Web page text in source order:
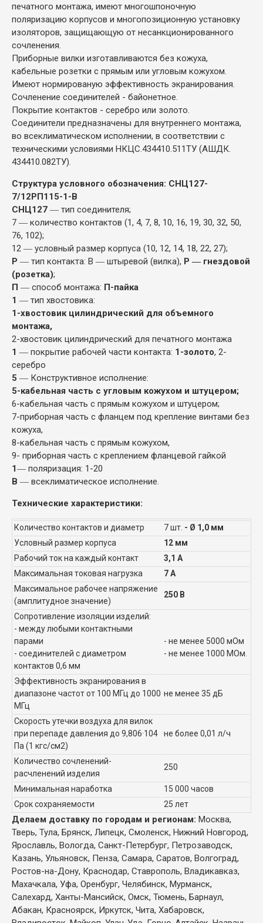
печатного монтажа, имеют многошпоночную
поляризацию корпусов и многопозиционную установку
изоляторов, защищающую от несанкционированного
сочленения.
Приборные вилки изготавливаются без кожуха,
кабельные розетки с прямым или угловым кожухом.
Имеют нормированую эффективность экранирования.
Сочленение соединителей - байонетное.
Покрытие контактов - серебро или золото.
Соединители предназначены для внутреннего монтажа,
во всеклиматическом исполнении, в соответствии с
техническими условиями НКЦС.434410.511ТУ (АШДК.
434410.082ТУ).
Структура условного обозначения: СНЦ127-
7/12РП115-1-В
СНЦ127 ― тип соединителя;
7 ― количество контактов (1, 4, 7, 8, 10, 16, 19, 30, 32, 50,
76, 102);
12 ― условный размер корпуса (10, 12, 14, 18, 22, 27);
Р ― тип контакта: В ― штыревой (вилка), Р ― гнездовой
(розетка);
П ― способ монтажа: П-пайка
1 ― тип хвостовика:
1-хвостовик цилиндрический для объемного
монтажа,
2-хвостовик цилиндрический для печатного монтажа
1 ― покрытие рабочей части контакта: 1-золото, 2-
серебро
5 ― Конструктивное исполнение:
5-кабельная часть с угловым кожухом и штуцером;
6-кабельная часть с прямым кожухом и штуцером;
7-приборная часть с фланцем под крепление винтами без
кожуха,
8-кабельная часть с прямым кожухом,
9- приборная часть с креплением фланцевой гайкой
1― поляризация: 1-20
В ― всеклиматическое исполнение.
Технические характеристики:
Количество контактов и диаметр 7 шт. - Ø 1,0 мм
Условный размер корпуса
12 мм
Рабочий ток на каждый контакт
3,1 А
Максимальная токовая нагрузка
7 А
Максимальное рабочее напряжение
(амплитудное значение)
250 В
Сопротивление изоляции изделий:
- между любыми контактными
парами
- соединителей с диаметром
контактов 0,6 мм
- не менее 5000 мОм
- не менее 1000 МОм.
Эффективность экранирования в
диапазоне частот от 100 МГц до 1000
МГц
не менее 35 дБ
Скорость утечки воздуха для вилок
при перепаде давления до 9,806·104
Па (1 кгс/см2)
не более 0,01 л/ч
Количество сочленений-
расчленений изделия
250
Минимальная наработка
15 000 часов
Срок сохраняемости
25 лет
Делаем доставку по городам и регионам: Москва,
Тверь, Тула, Брянск, Липецк, Смоленск, Нижний Новгород,
Ярославль, Вологда, Санкт-Петербург, Петрозаводск,
Казань, Ульяновск, Пенза, Самара, Саратов, Волгоград,
Ростов-на-Дону, Краснодар, Ставрополь, Владикавказ,
Махачкала, Уфа, Оренбург, Челябинск, Мурманск,
Салехард, Ханты-Мансийск, Омск, Тюмень, Барнаул,
Абакан, Красноярск, Иркутск, Чита, Хабаровск,